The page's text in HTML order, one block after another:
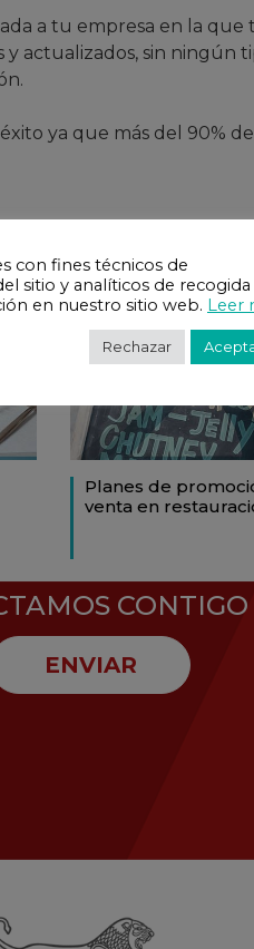
a tu empresa en la que
actualizados, sin ningún
ya que más del 90% de
Planes de
venta en
CONTIGO
ENVIAR
con fines técnicos de
sitio y analíticos de recogida
en nuestro sitio web. Leer
Rechazar